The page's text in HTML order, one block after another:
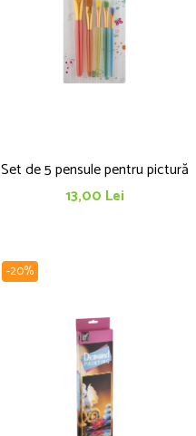
Set de 5 pensule pentru pictură
13,00 Lei
-20%